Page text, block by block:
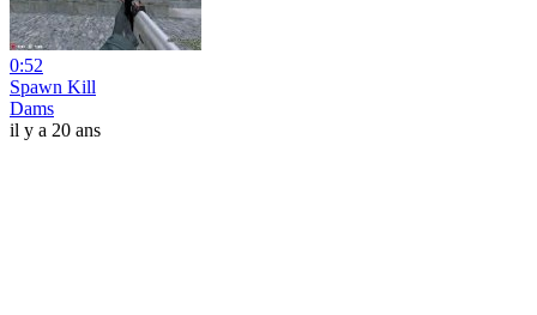
0:52
Spawn Kill
Dams
il y a 20 ans